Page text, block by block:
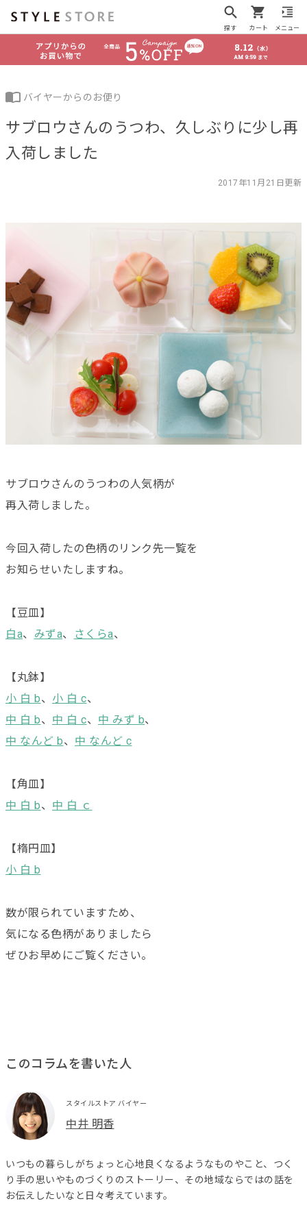
探す カート メニュー
バイヤーからのお便り
サブロウさんのうつわ、久しぶりに少し再
入荷しました
2017年11月21日更新
サブロウさんのうつわの人気柄が
再入荷しました。
今回入荷したの色柄のリンク先一覧を
お知らせいたしますね。
【豆皿】
白a、 みずa、 さくらa、
【丸鉢】
小 白 b、 小 白 c、
中 白 b、 中 白 c、 中 みず b、
中 なんど b、 中 なんど c
【角皿】
中 白 b、 中 白 ｃ
【楕円皿】
小 白 b
数が限られていますため、
気になる色柄がありましたら
ぜひお早めにご覧ください。
このコラムを書いた人
スタイルストア バイヤー
中井 明香
いつもの暮らしがちょっと心地良くなるようなものやこと、つく
り手の思いやものづくりのストーリー、その地域ならではの話を
お伝えしたいなと日々考えています。